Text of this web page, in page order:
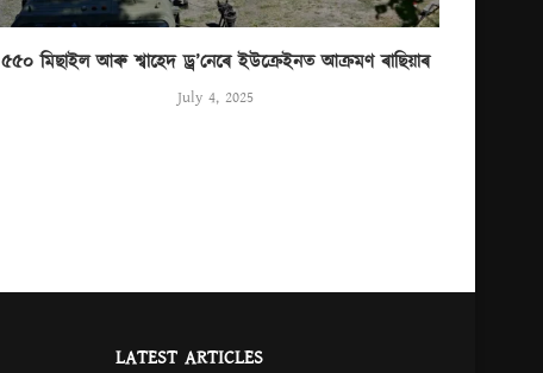
৫৫০ মিছাইল আৰু শ্বাহেদ ড্ৰ’নেৰে ইউক্ৰেইনত আক্ৰমণ ৰাছিয়াৰ
July 4, 2025
LATEST ARTICLES